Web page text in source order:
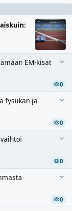
EM-kisat
0
fysiikan ja
0
0
0